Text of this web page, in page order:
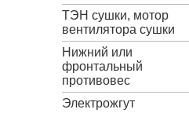
ТЭН сушки, мотор
вентилятора сушки
Нижний или
фронтальный
противовес
Электрожгут